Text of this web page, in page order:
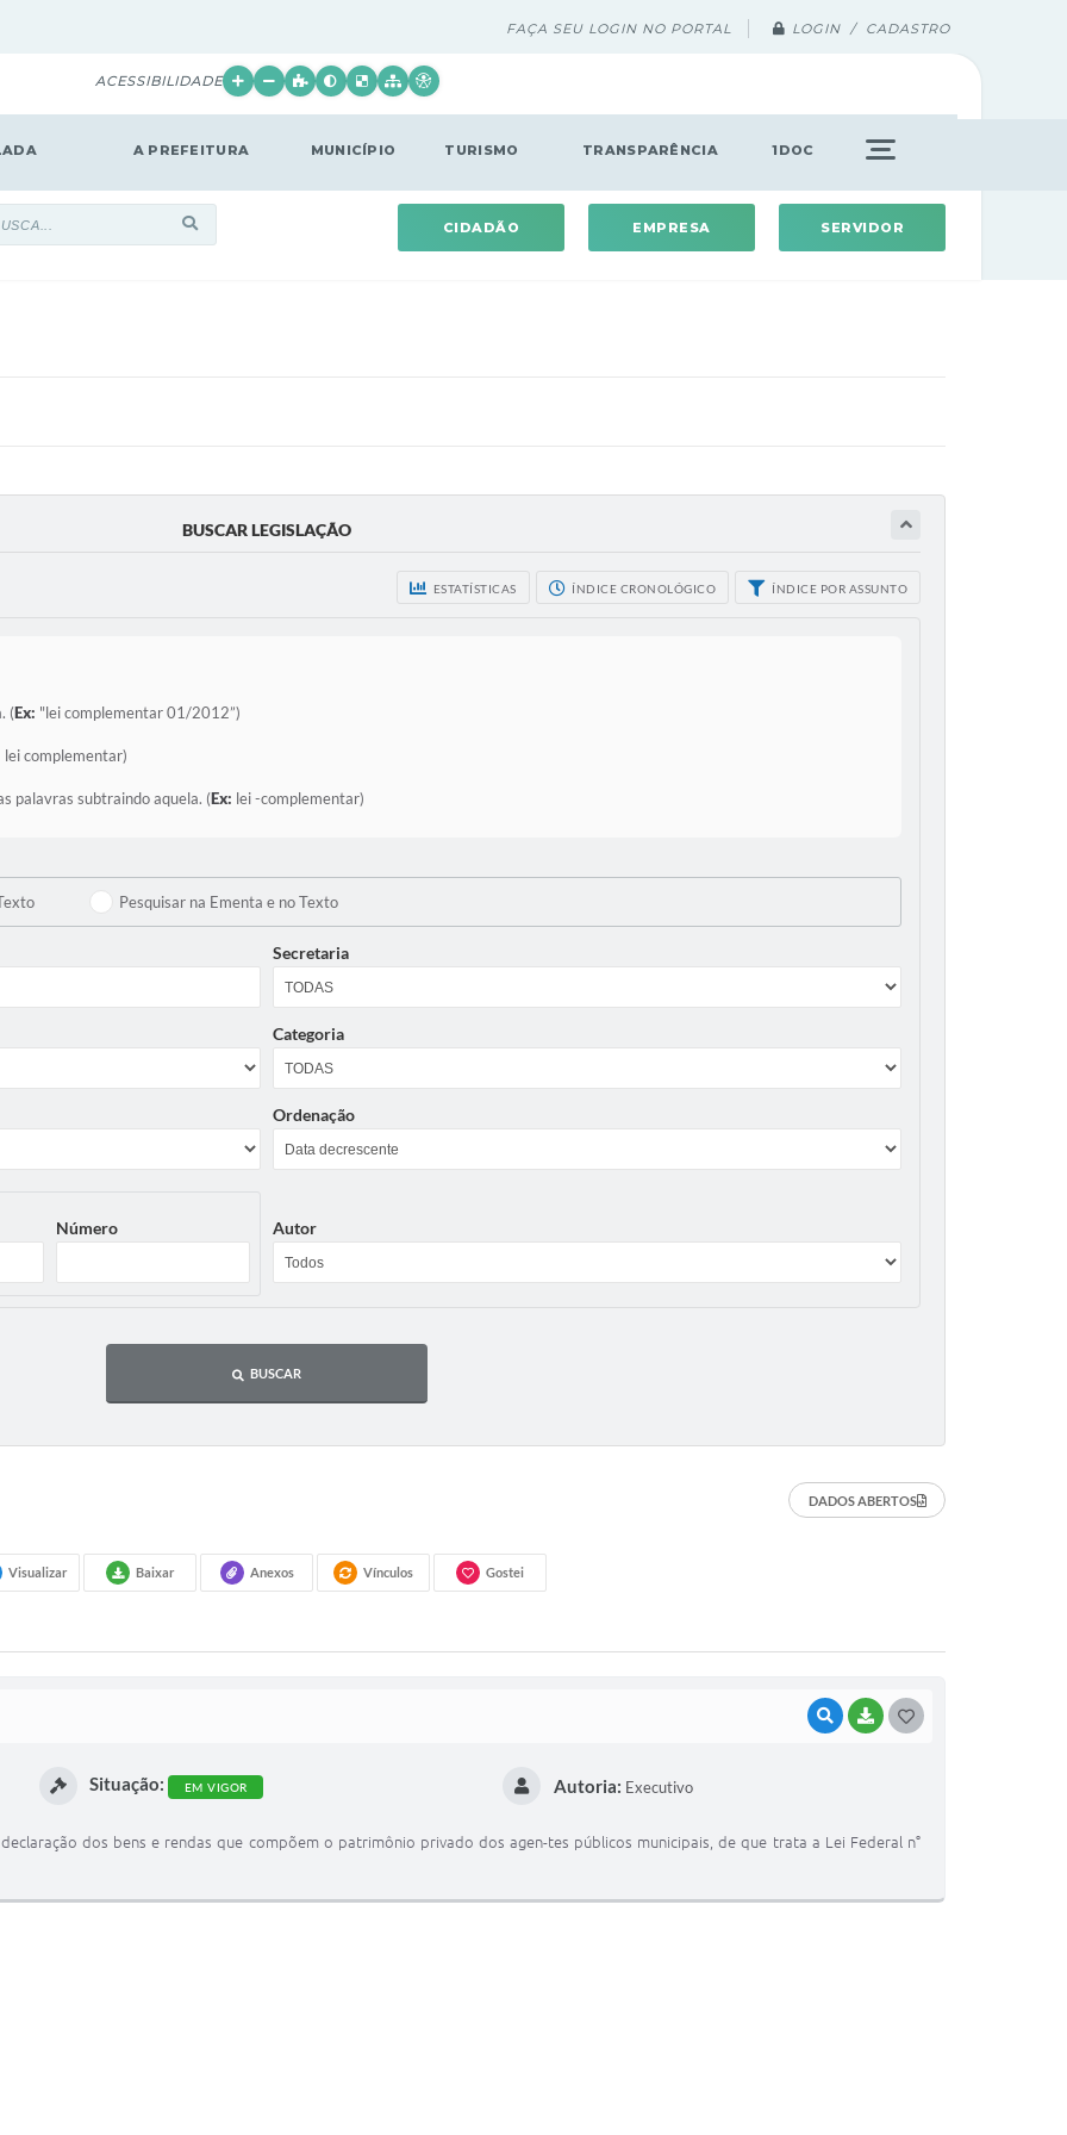
FAÇA SEU LOGIN NO PORTAL LOGIN / CADASTRO
ACESSIBILIDADE
A PREFEITURA MUNICÍPIO TURISMO TRANSPARÊNCIA 1DOC
CIDADÃO EMPRESA SERVIDOR
BUSCAR LEGISLAÇÃO
ESTATÍSTICAS ÍNDICE CRONOLÓGICO ÍNDICE POR ASSUNTO
(Ex: "lei complementar 01/2012”)
lei complementar)
palavras subtraindo aquela. (Ex: lei -complementar)
Pesquisar na Ementa e no Texto
Secretaria
Categoria
Ordenação
Número Autor
BUSCAR
DADOS ABERTOS
Visualizar Baixar Anexos Vínculos Gostei
VISUALIZAR
BAIXAR
I
Situação: EM VIGOR Autoria: Executivo
dos bens e rendas que compõem o patrimônio privado dos agen-tes públicos municipais, de que trata a Lei Federal n°